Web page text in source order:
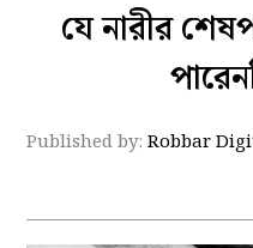
যে নারীর
Published by:Robbar